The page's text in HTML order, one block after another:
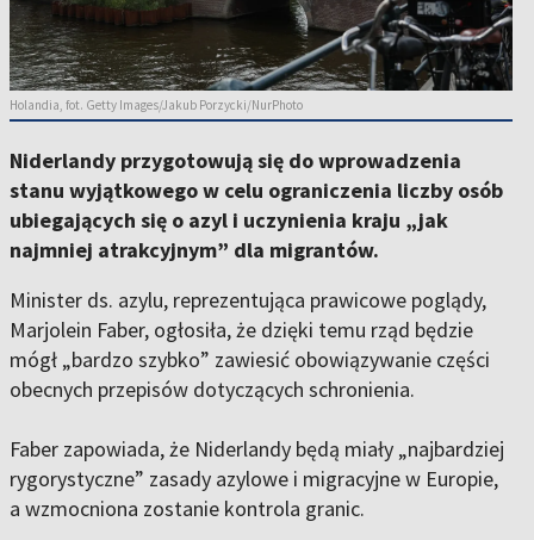
Holandia, fot. Getty Images/Jakub Porzycki/NurPhoto
Niderlandy przygotowują się do wprowadzenia
stanu wyjątkowego w celu ograniczenia liczby osób
ubiegających się o azyl i uczynienia kraju „jak
najmniej atrakcyjnym” dla migrantów.
Minister ds. azylu, reprezentująca prawicowe poglądy,
Marjolein Faber, ogłosiła, że dzięki temu rząd będzie
mógł „bardzo szybko” zawiesić obowiązywanie części
obecnych przepisów dotyczących schronienia.
Faber zapowiada, że Niderlandy będą miały „najbardziej
rygorystyczne” zasady azylowe i migracyjne w Europie,
a wzmocniona zostanie kontrola granic.